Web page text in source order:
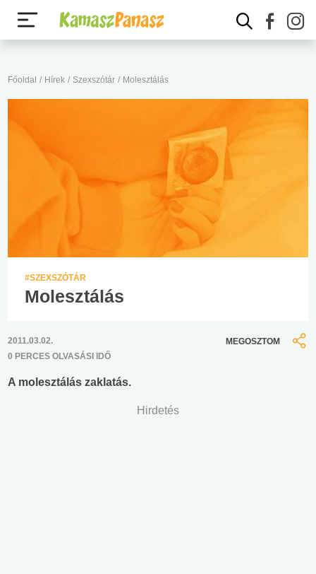
Főoldal / Hírek / Szexszótár / Molesztálás
#SZEXSZÓTÁR
Molesztálás
2011.03.02.
0 PERCES OLVASÁSI IDŐ
MEGOSZTOM
A molesztálás zaklatás.
Hirdetés